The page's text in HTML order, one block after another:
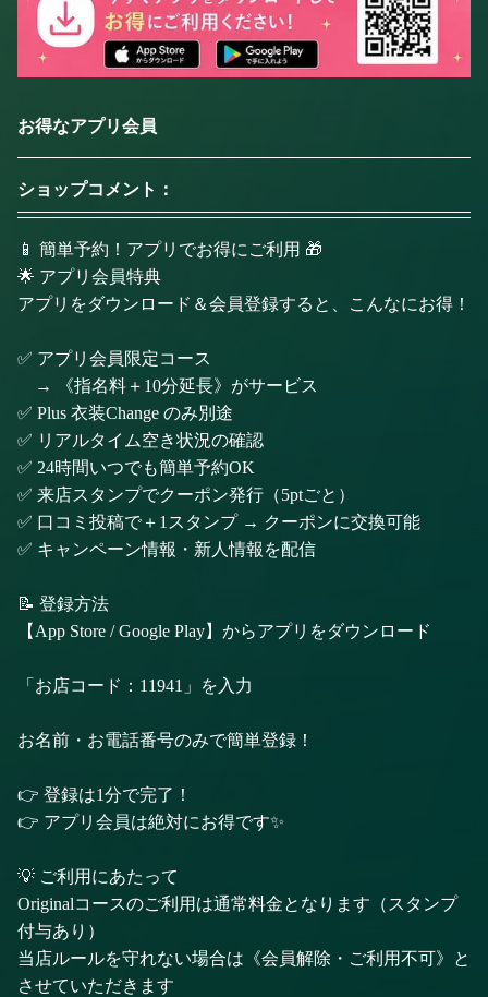
お得なアプリ会員
ショップコメント：
📱 簡単予約！アプリでお得にご利用 🎁
🌟 アプリ会員特典
アプリをダウンロード＆会員登録すると、こんなにお得！
✅ アプリ会員限定コース
→ 《指名料＋10分延長》がサービス
✅ Plus 衣装Change のみ別途
✅ リアルタイム空き状況の確認
✅ 24時間いつでも簡単予約OK
✅ 来店スタンプでクーポン発行（5ptごと）
✅ 口コミ投稿で＋1スタンプ → クーポンに交換可能
✅ キャンペーン情報・新人情報を配信
📝 登録方法
【App Store / Google Play】からアプリをダウンロード
「お店コード：11941」を入力
お名前・お電話番号のみで簡単登録！
👉 登録は1分で完了！
👉 アプリ会員は絶対にお得です✨
💡 ご利用にあたって
Originalコースのご利用は通常料金となります（スタンプ
付与あり）
当店ルールを守れない場合は《会員解除・ご利用不可》と
させていただきます